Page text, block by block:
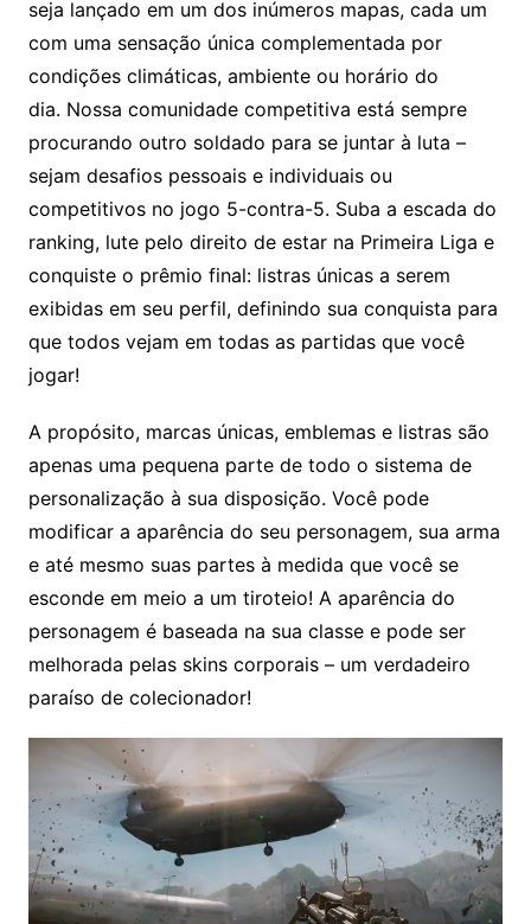
seja lançado em um dos inúmeros mapas, cada um
com uma sensação única complementada por
condições climáticas, ambiente ou horário do
dia. Nossa comunidade competitiva está sempre
procurando outro soldado para se juntar à luta –
sejam desafios pessoais e individuais ou
competitivos no jogo 5-contra-5. Suba a escada do
ranking, lute pelo direito de estar na Primeira Liga e
conquiste o prêmio final: listras únicas a serem
exibidas em seu perfil, definindo sua conquista para
que todos vejam em todas as partidas que você
jogar!
A propósito, marcas únicas, emblemas e listras são
apenas uma pequena parte de todo o sistema de
personalização à sua disposição. Você pode
modificar a aparência do seu personagem, sua arma
e até mesmo suas partes à medida que você se
esconde em meio a um tiroteio! A aparência do
personagem é baseada na sua classe e pode ser
melhorada pelas skins corporais – um verdadeiro
paraíso de colecionador!